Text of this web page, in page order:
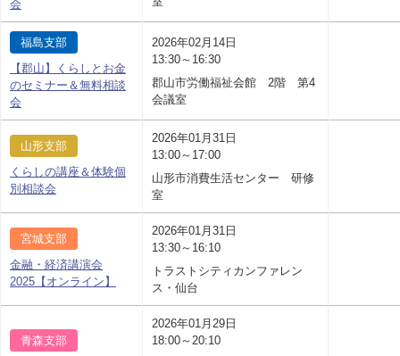
会
福島支部
【郡山】くらしとお金
のセミナー＆無料相談
会
2026年02月14日
13:30～16:30
郡山市労働福祉会館 2階 第4
会議室
山形支部
くらしの講座＆体験個
別相談会
2026年01月31日
13:00～17:00
山形市消費生活センター 研修
室
宮城支部
金融・経済講演会
2025【オンライン】
2026年01月31日
13:30～16:10
トラストシティカンファレン
ス・仙台
青森支部
2026年01月29日
18:00～20:10